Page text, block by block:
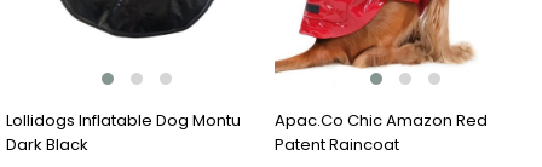
Lollidogs Inflatable Dog Montu
Dark Black
Apac.Co Chic Amazon Red
Patent Raincoat